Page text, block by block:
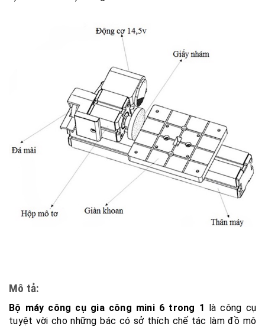
Mô tả:
Bộ máy công cụ gia công mini 6 trong 1 là công cụ
tuyệt vời cho những bác có sở thích chế tác làm đồ mô